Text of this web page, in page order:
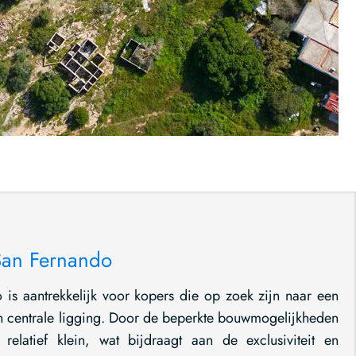
Fernando
is aantrekkelijk voor kopers die op zoek zijn naar een
centrale ligging. Door de beperkte bouwmogelijkheden
klein, wat bijdraagt aan de exclusiviteit en